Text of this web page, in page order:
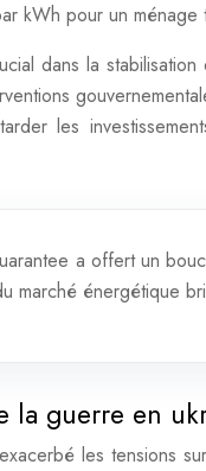
kWh pour un
dans la
les
a offert un
marché énergétique
la guerre en
les tensions